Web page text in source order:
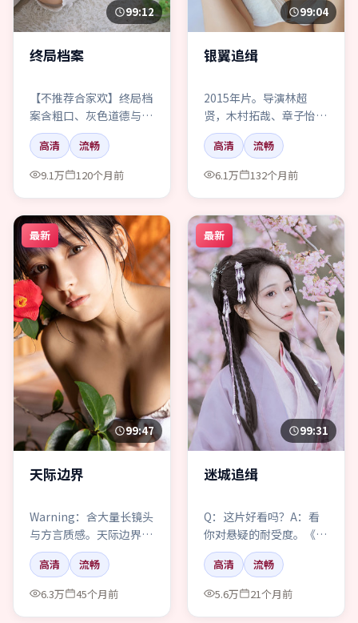
99:12
终局档案
【不推荐合家欢】终局档
案含粗口、灰色道德与长
夜行走。喜欢“干净动
作”的请绕道。
高清
流畅
9.1万
120个月前
99:04
银翼追缉
2015年片。导演林超
贤，木村拓哉、章子怡。
剧情不便多讲，只记得跨
年烟火把气氛顶穿了。
高清
流畅
6.1万
132个月前
最新
99:47
天际边界
Warning：含大量长镜头
与方言质感。天际边界，
贾樟柯作品，动漫爱好者
请自备耐心。
高清
流畅
6.3万
45个月前
最新
99:31
迷城追缉
Q：这片好看吗？A：看
你对悬疑的耐受度。《迷
城追缉》偏涩，不喂糖，
但回味怪长的。
高清
流畅
5.6万
21个月前